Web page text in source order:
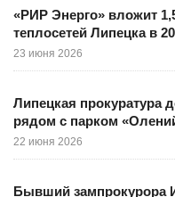
«РИР Энерго» вложит
теплосетей Липецка в
23 июня 2026
Липецкая прокуратура
рядом с парком
22 июня 2026
Бывший зампрокурора